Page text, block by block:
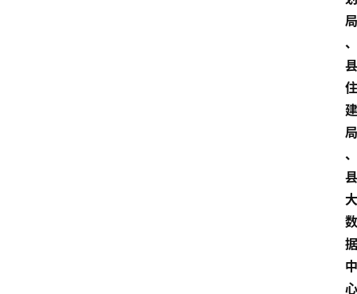
局
、
县
住
建
局
、
县
大
数
据
中
心